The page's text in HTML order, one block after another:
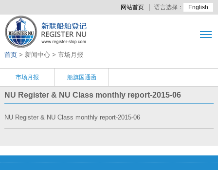
网站首页 语言选择： English
首页> 新闻中心 > 市场月报
市场月报 船旗国通函
NU Register & NU Class monthly report-2015-06
NU Register & NU Class monthly report-2015-06